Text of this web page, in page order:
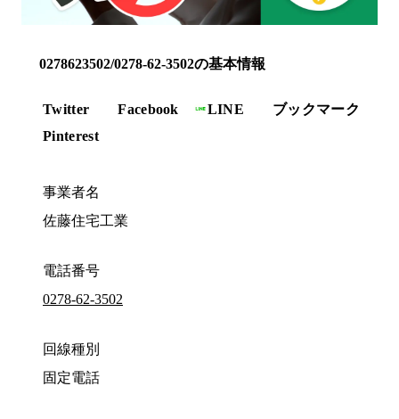
0278623502/0278-62-3502の基本情報
Twitter Facebook LINE
ブックマーク
Pinterest
事業者名
佐藤住宅工業
電話番号
0278-62-3502
回線種別
固定電話